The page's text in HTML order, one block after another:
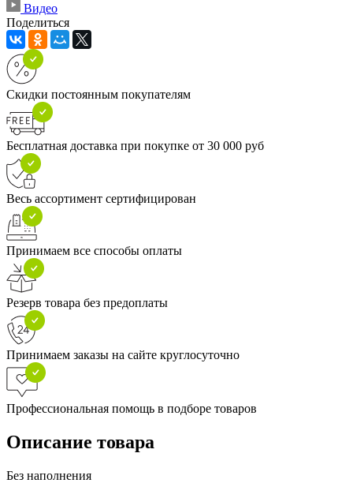
Видео
Поделиться
Скидки постоянным покупателям
Бесплатная доставка при покупке от 30 000 руб
Весь ассортимент сертифицирован
Принимаем все способы оплаты
Резерв товара без предоплаты
Принимаем заказы на сайте круглосуточно
Профессиональная помощь в подборе товаров
Описание товара
Без наполнения